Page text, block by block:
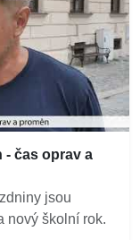
- čas oprav a
jsou
nový školní rok.